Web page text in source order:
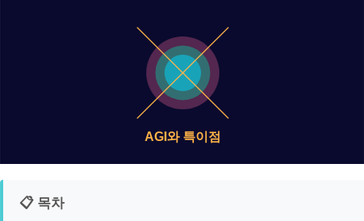
AGI와 특이점
📋 목차